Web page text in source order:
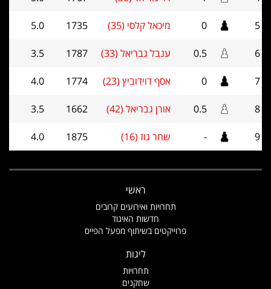
5
0 מיכאל קלסי (35) 1735
5.0
6
0.5 ענבל גבריאל (33) 1787
3.5
7
0 אסף דוידוביץ (23) 1774
4.0
8
0.5 אורן גבריאל (42) 1662
3.5
9
- שחר גוז (16) 1875
4.0
ראשי
תחרויות ואירועים קרובים
חדשות האיגוד
פרוייקטים בשיתוף מפעל הפייס
ליגות
תחרויות
שחקנים